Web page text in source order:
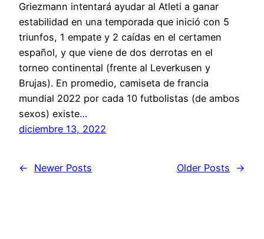
Griezmann intentará ayudar al Atleti a ganar
estabilidad en una temporada que inició con 5
triunfos, 1 empate y 2 caídas en el certamen
español, y que viene de dos derrotas en el
torneo continental (frente al Leverkusen y
Brujas). En promedio, camiseta de francia
mundial 2022 por cada 10 futbolistas (de ambos
sexos) existe…
diciembre 13, 2022
← Newer Posts Older Posts →